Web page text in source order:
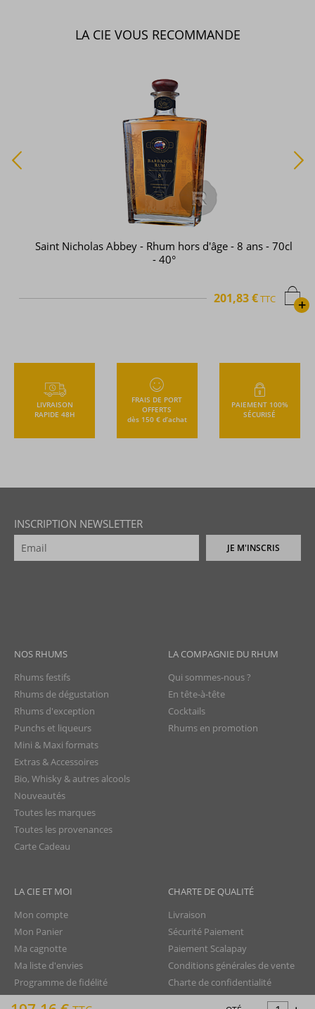
LA CIE VOUS RECOMMANDE
Saint Nicholas Abbey - Rhum hors d'âge - 8 ans - 70cl
- 40°
+
201,83 €TTC
LIVRAISON
RAPIDE 48H
FRAIS DE PORT
OFFERTS
dès 150 € d’achat
PAIEMENT 100%
SÉCURISÉ
INSCRIPTION NEWSLETTER
JE M'INSCRIS
NOS RHUMS
Rhums festifs
Rhums de dégustation
Rhums d'exception
Punchs et liqueurs
Mini & Maxi formats
Extras & Accessoires
Bio, Whisky & autres alcools
Nouveautés
Toutes les marques
Toutes les provenances
Carte Cadeau
LA COMPAGNIE DU RHUM
Qui sommes-nous ?
En tête-à-tête
Cocktails
Rhums en promotion
LA CIE ET MOI
Mon compte
Mon Panier
Ma cagnotte
Ma liste d'envies
Programme de fidélité
CHARTE DE QUALITÉ
Livraison
Sécurité Paiement
Paiement Scalapay
Conditions générales de vente
Charte de confidentialité
Protection des données